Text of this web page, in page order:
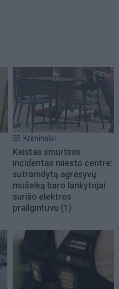
Kriminalai
Keistas smurtinis
incidentas miesto centre:
sutramdytą agresyvų
mušeiką baro lankytojai
surišo elektros
prailgintuvu (1)